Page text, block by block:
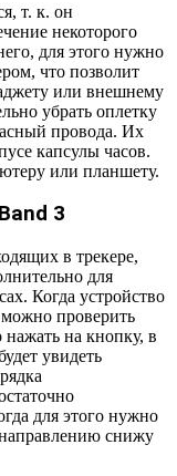
т. к. он
некоторого
для этого нужно
что позволит
или внешнему
убрать оплетку
провода. Их
капсулы часов.
или планшету.
3
в трекере,
для
Когда устройство
можно проверить
нажать на кнопку, в
увидеть
для этого нужно
направлению снижу